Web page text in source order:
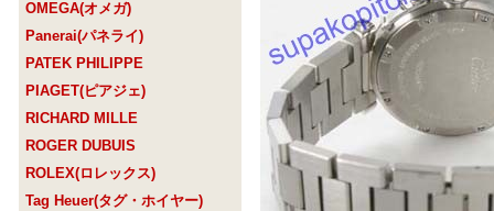
OMEGA(オメガ)
Panerai(パネライ)
PATEK PHILIPPE
PIAGET(ピアジェ)
RICHARD MILLE
ROGER DUBUIS
ROLEX(ロレックス)
Tag Heuer(タグ・ホイヤー)